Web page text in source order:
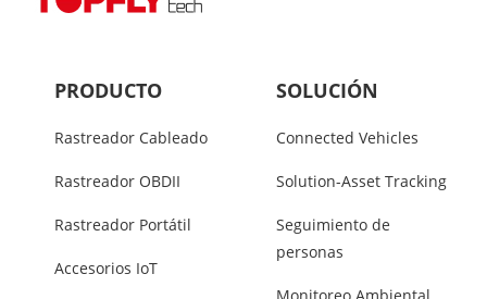
PRODUCTO
Rastreador Cableado
Rastreador OBDII
Rastreador Portátil
Accesorios IoT
SOLUCIÓN
Connected Vehicles
Solution-Asset Tracking
Seguimiento de
personas